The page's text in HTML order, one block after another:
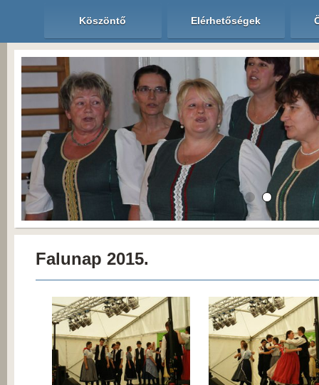
Köszöntő Elérhetőségek
Falunap 2015.